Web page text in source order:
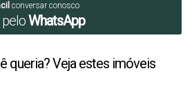
conversar conosco
WhatsApp
queria? Veja estes imóveis